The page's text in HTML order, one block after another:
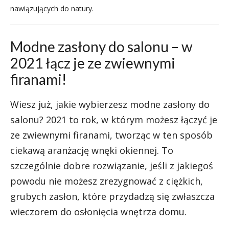
nawiązujących do natury.
Modne zasłony do salonu – w
2021 łącz je ze zwiewnymi
firanami!
Wiesz już, jakie wybierzesz modne zasłony do
salonu? 2021 to rok, w którym możesz łączyć je
ze zwiewnymi firanami, tworząc w ten sposób
ciekawą aranżację wnęki okiennej. To
szczególnie dobre rozwiązanie, jeśli z jakiegoś
powodu nie możesz zrezygnować z ciężkich,
grubych zasłon, które przydadzą się zwłaszcza
wieczorem do osłonięcia wnętrza domu.